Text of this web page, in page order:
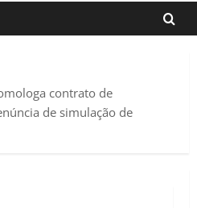
contrato de
de simulação de